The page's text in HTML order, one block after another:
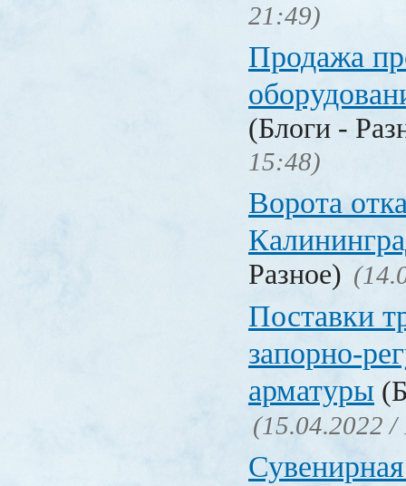
21:49)
Продажа
(Блоги -
15:48)
Ворота
Разное)
Поставки
запорно-
арматуры
(15.04.2022 /